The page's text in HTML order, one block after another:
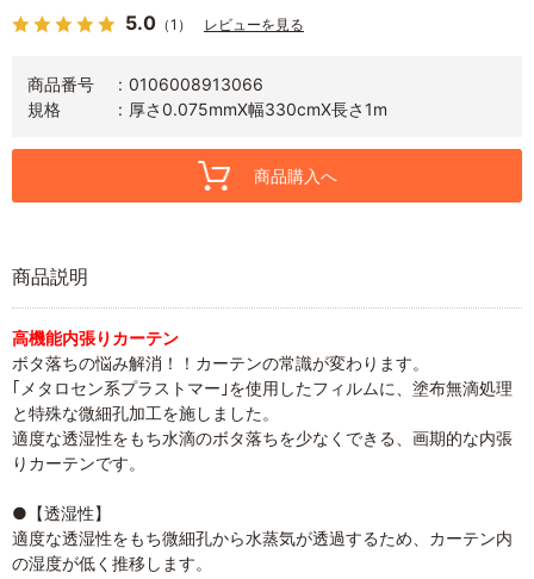
5.0 （1） レビューを見る
商品番号
0106008913066
規格
厚さ0.075mmX幅330cmX長さ1m
商品購入へ
商品説明
高機能内張りカーテン
ボタ落ちの悩み解消！！カーテンの常識が変わります。
｢メタロセン系プラストマー｣を使用したフィルムに、塗布無滴処理
と特殊な微細孔加工を施しました。
適度な透湿性をもち水滴のボタ落ちを少なくできる、画期的な内張
りカーテンです。
●【透湿性】
適度な透湿性をもち微細孔から水蒸気が透過するため、カーテン内
の湿度が低く推移します。